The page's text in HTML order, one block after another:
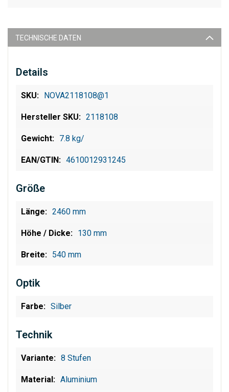
TECHNISCHE DATEN
Details
NOVA2118108@1
2118108
7.8 kg/
4610012931245
Größe
2460 mm
130 mm
540 mm
Optik
Silber
Technik
8 Stufen
Aluminium